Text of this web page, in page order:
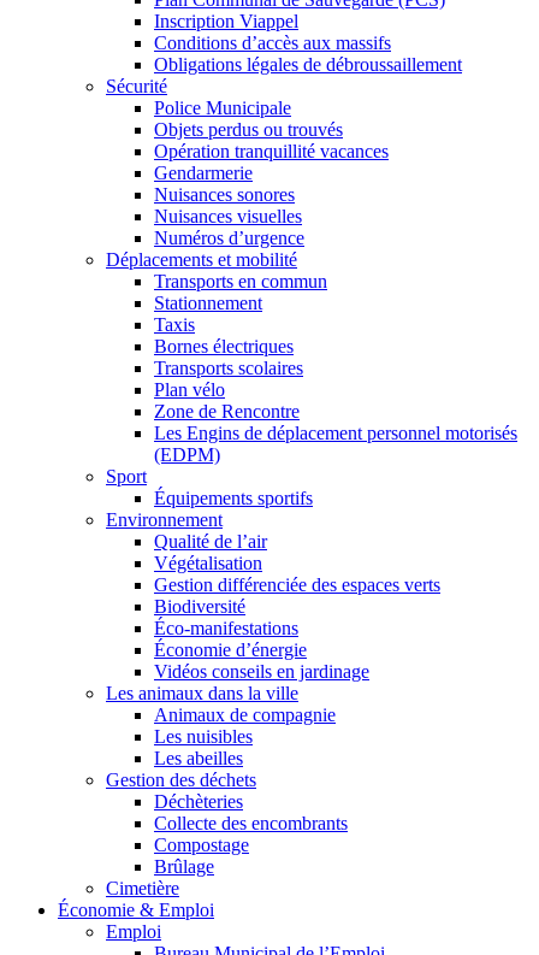
Inscription Viappel
Conditions d’accès aux massifs
Obligations légales de débroussaillement
Sécurité
Police Municipale
Objets perdus ou trouvés
Opération tranquillité vacances
Gendarmerie
Nuisances sonores
Nuisances visuelles
Numéros d’urgence
Déplacements et mobilité
Transports en commun
Stationnement
Taxis
Bornes électriques
Transports scolaires
Plan vélo
Zone de Rencontre
Les Engins de déplacement personnel motorisés
(EDPM)
Sport
Équipements sportifs
Environnement
Qualité de l’air
Végétalisation
Gestion différenciée des espaces verts
Biodiversité
Éco-manifestations
Économie d’énergie
Vidéos conseils en jardinage
Les animaux dans la ville
Animaux de compagnie
Les nuisibles
Les abeilles
Gestion des déchets
Déchèteries
Collecte des encombrants
Compostage
Brûlage
Cimetière
Économie & Emploi
Emploi